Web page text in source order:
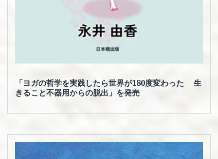
「ヨガの哲学を実践したら世界が180度変わった 生
きること不器用からの脱出」を発売